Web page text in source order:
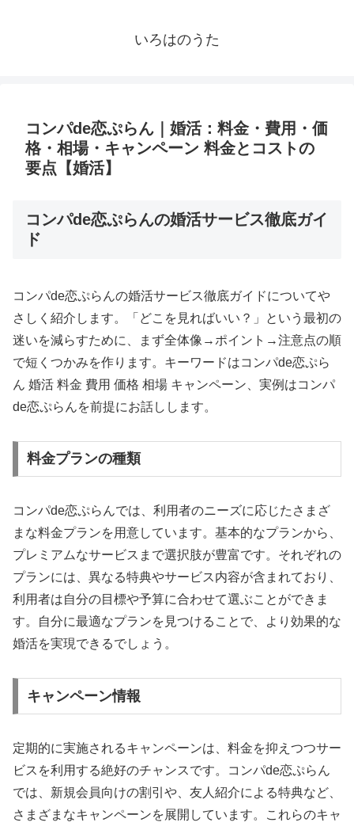
いろはのうた
コンパde恋ぷらん｜婚活：料金・費用・価
格・相場・キャンペーン 料金とコストの
要点【婚活】
コンパde恋ぷらんの婚活サービス徹底ガイ
ド
コンパde恋ぷらんの婚活サービス徹底ガイドについてや
さしく紹介します。「どこを見ればいい？」という最初の
迷いを減らすために、まず全体像→ポイント→注意点の順
で短くつかみを作ります。キーワードはコンパde恋ぷら
ん 婚活 料金 費用 価格 相場 キャンペーン、実例はコンパ
de恋ぷらんを前提にお話しします。
料金プランの種類
コンパde恋ぷらんでは、利用者のニーズに応じたさまざ
まな料金プランを用意しています。基本的なプランから、
プレミアムなサービスまで選択肢が豊富です。それぞれの
プランには、異なる特典やサービス内容が含まれており、
利用者は自分の目標や予算に合わせて選ぶことができま
す。自分に最適なプランを見つけることで、より効果的な
婚活を実現できるでしょう。
キャンペーン情報
定期的に実施されるキャンペーンは、料金を抑えつつサー
ビスを利用する絶好のチャンスです。コンパde恋ぷらん
では、新規会員向けの割引や、友人紹介による特典など、
さまざまなキャンペーンを展開しています。これらのキャ